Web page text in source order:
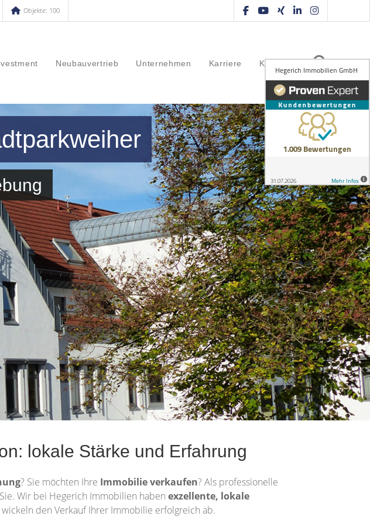
Objekte: 100
Neubauvertrieb Unternehmen Karriere Kontakt
lokale Stärke und Erfahrung
? Sie möchten Ihre Immobilieverkaufen? Als professionelle
Wir bei Hegerich Immobilien haben exzellente, lokale
wickeln den Verkauf Ihrer Immobilie erfolgreich ab.